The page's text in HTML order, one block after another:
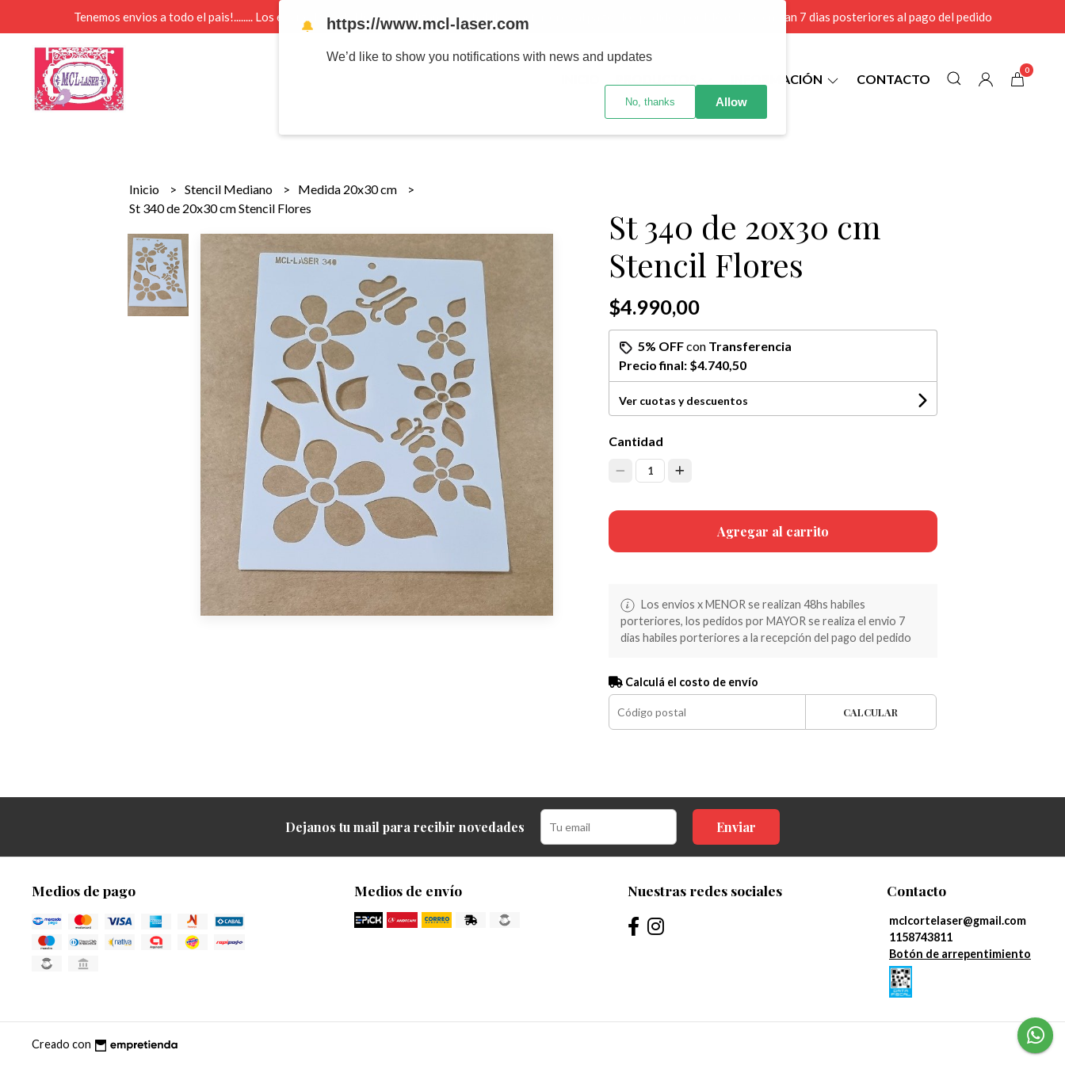
Tenemos envios a todo el pais!........ Los envios Por MENOR se realizan 48 hs habiles porteriores al pago , los pedidos por MAYOR se envian 7 dias posteriores al pago del pedido
INFORMACIÓN CONTACTO
0
Inicio Stencil Mediano
Medida 20x30 cm
St 340 de 20x30 cm Stencil Flores
St 340 de 20x30 cm
Stencil Flores
$4.990,00
5% OFFcon Transferencia
Precio final: $4.740,50
Ver cuotas y descuentos
Cantidad
1
Agregar al carrito
Los envios x MENOR se realizan 48hs habiles
porteriores, los pedidos por MAYOR se realiza el envio 7
dias habiles porteriores a la recepción del pago del pedido
Calculá el costo de envío
CALCULAR
Dejanos tu mail para recibir novedades Enviar
Medios de pago Medios de envío Nuestras redes sociales Contacto
mclcortelaser@gmail.com
1158743811
Botón de arrepentimiento
Creado con
🔔 https://www.mcl-laser.com
We’d like to show you notifications with news and updates
No, thanks Allow